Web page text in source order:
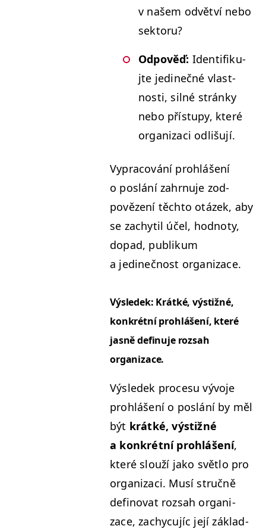
v našem odvětví nebo
sektoru?
Odpověď: Iden­ti­fiku­
jte jedinečné vlast­
nos­ti, sil­né stránky
nebo přís­tupy, které
orga­ni­zaci odlišují.
Vypra­cov­ání prohlášení
o poslání zahrnu­je zod­
povězení těch­to otázek, aby
se zachytil účel, hod­no­ty,
dopad, pub­likum
a jedinečnost organizace.
Výsledek: Krátké, výstižné,
konkrét­ní prohlášení, které
jas­ně defin­u­je rozsah
organizace.
Výsledek pro­ce­su vývo­je
prohlášení o poslání by měl
být krátké, výstižné
a konkrét­ní prohlášení,
které slouží jako svět­lo pro
orga­ni­zaci. Musí stručně
defi­no­vat rozsah orga­ni­
zace, zachy­cu­jíc její zák­lad­